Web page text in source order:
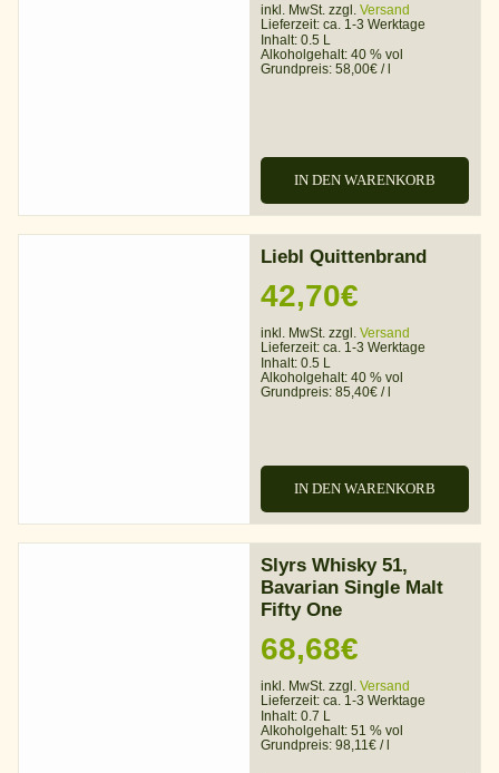
inkl. MwSt. zzgl. Versand
Lieferzeit: ca. 1-3 Werktage
Inhalt: 0.5 L
Alkoholgehalt: 40 % vol
Grundpreis: 58,00€ /
IN DEN WARENKORB
Liebl Quittenbrand
42,70€
inkl. MwSt. zzgl. Versand
Lieferzeit: ca. 1-3 Werktage
Inhalt: 0.5 L
Alkoholgehalt: 40 % vol
Grundpreis: 85,40€ /
IN DEN WARENKORB
Slyrs Whisky 51,
Bavarian Single Malt
Fifty One
68,68€
inkl. MwSt. zzgl. Versand
Lieferzeit: ca. 1-3 Werktage
Inhalt: 0.7 L
Alkoholgehalt: 51 % vol
Grundpreis: 98,11€ /